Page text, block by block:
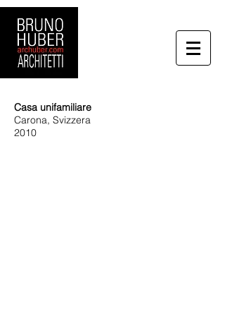
Casa unifamiliare
Carona, Svizzera
2010